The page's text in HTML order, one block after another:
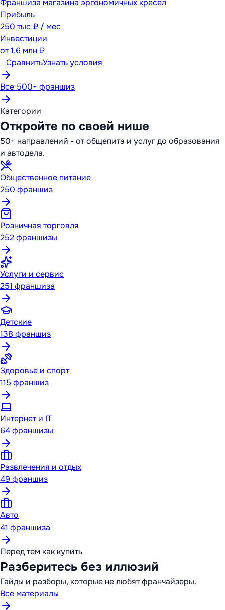
Франшиза магазина эргономичных кресел
Прибыль
250 тыс ₽ / мес
Инвестиции
от1,6 млн ₽
СравнитьУзнать условия
Все 500+ франшиз
Категории
Откройте по своей нише
50+ направлений - от общепита и услуг до образования
и автодела.
Общественное питание
250 франшиз
Розничная торговля
252франшизы
Услуги и сервис
251 франшиза
Детские
138 франшиз
Здоровье и спорт
115 франшиз
Интернет и IT
64франшизы
Развлечения и отдых
49 франшиз
Авто
41 франшиза
Перед тем как купить
Разберитесь без иллюзий
Гайды и разборы, которые не любят франчайзеры.
Все материалы